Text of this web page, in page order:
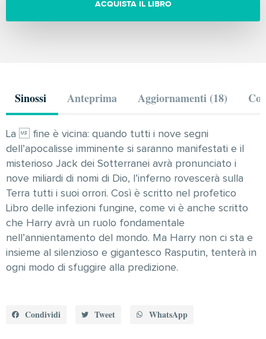
ACQUISTA IL LIBRO
Sinossi Anteprima Aggiornamenti (18)
La  fine è vicina: quando tutti i nove segni
dell’apocalisse imminente si saranno manifestati e il
misterioso Jack dei Sotterranei avrà pronunciato i
nove miliardi di nomi di Dio, l’inferno rovescerà sulla
Terra tutti i suoi orrori. Così è scritto nel profetico
Libro delle infezioni fungine, come vi è anche scritto
che Harry avrà un ruolo fondamentale
nell’annientamento del mondo. Ma Harry non ci sta e
insieme al silenzioso e gigantesco Rasputin, tenterà in
ogni modo di sfuggire alla predizione.
Condividi Tweet WhatsApp